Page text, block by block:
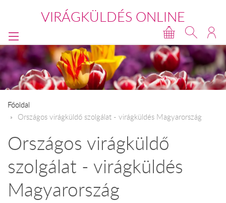
VIRÁGKÜLDÉS ONLINE
Főoldal
Országos virágküldő szolgálat - virágküldés Magyarország
Országos virágküldő
szolgálat - virágküldés
Magyarország